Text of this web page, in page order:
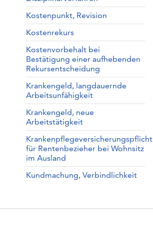
Kostenpunkt, Revision
Kostenrekurs
Kostenvorbehalt bei
Bestätigung einer aufhebenden
Rekursentscheidung
Krankengeld, langdauernde
Arbeitsunfähigkeit
Krankengeld, neue
Arbeitstätigkeit
Krankenpflegeversicherungspflicht
für Rentenbezieher bei Wohnsitz
im Ausland
Kundmachung, Verbindlichkeit